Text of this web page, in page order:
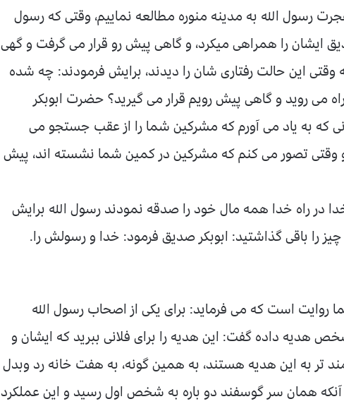
رسول الله به مدینه منوره مطالعه نماییم، وقتی که رسول
صدیق ایشان را همراهی میکرد، و گاهی پیش رو قرار می گرفت و گهی
این حالت رفتاری شان را دیدند، برایش فرمودند: چه شده
روید و گاهی پیش رویم قرار می گیرید؟ حضرت ابوبکر
که به یاد می آورم که مشرکین شما را از عقب جستجو می
و وقتی تصور می کنم که مشرکین در کمین شما نشسته اند، پیش
در راه خدا همه مال خود را صدقه نمودند رسول الله برایش
را باقی گذاشتید: ابوبکر صدیق فرمود: خدا و رسولش را.
روایت است که می فرماید: برای یکی از اصحاب رسول الله
هدیه داده گفت: این هدیه را برای فلانی ببرید که ایشان و
تر به این هدیه هستند، به همین گونه، به هفت خانه رد وبدل
همان سر گوسفند دو باره به شخص اول رسید و این عملکرد